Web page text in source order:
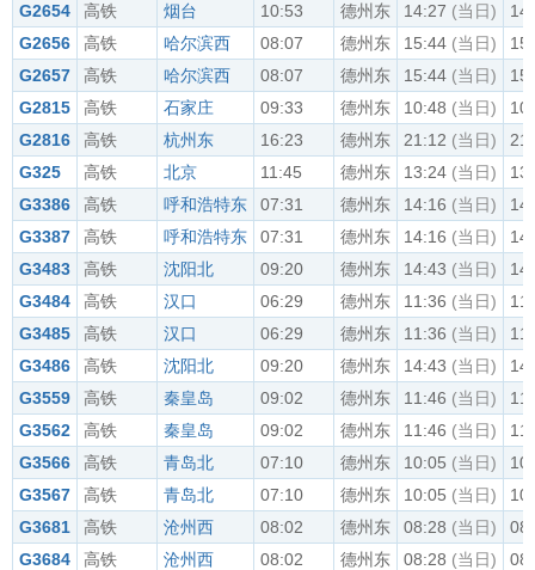
G2654
高铁 烟台 10:53 德州东 14:27 (当日)
G2656
高铁 哈尔滨西 08:07 德州东 15:44 (当日)
G2657
高铁 哈尔滨西 08:07 德州东 15:44 (当日)
G2815
高铁 石家庄 09:33 德州东 10:48 (当日)
G2816
高铁 杭州东 16:23 德州东 21:12 (当日)
G325
高铁 北京 11:45 德州东 13:24 (当日)
G3386
高铁 呼和浩特东 07:31 德州东 14:16 (当日)
G3387
高铁 呼和浩特东 07:31 德州东 14:16 (当日)
G3483
高铁 沈阳北 09:20 德州东 14:43 (当日)
G3484
高铁 汉口 06:29 德州东 11:36 (当日)
G3485
高铁 汉口 06:29 德州东 11:36 (当日)
G3486
高铁 沈阳北 09:20 德州东 14:43 (当日)
G3559
高铁 秦皇岛 09:02 德州东 11:46 (当日)
G3562
高铁 秦皇岛 09:02 德州东 11:46 (当日)
G3566
高铁 青岛北 07:10 德州东 10:05 (当日)
G3567
高铁 青岛北 07:10 德州东 10:05 (当日)
G3681
高铁 沧州西 08:02 德州东 08:28 (当日)
G3684
高铁 沧州西 08:02 德州东 08:28 (当日)